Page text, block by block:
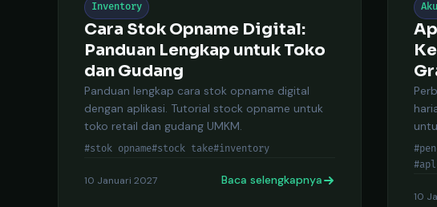
Inventory
Cara Stok Opname Digital:
Panduan Lengkap untuk Toko
dan Gudang
Panduan lengkap cara stok opname digital
dengan aplikasi. Tutorial stock opname untuk
toko retail dan gudang UMKM.
#stok opname#stock take#inventory
10 Januari 2027 Baca selengkapnya
10